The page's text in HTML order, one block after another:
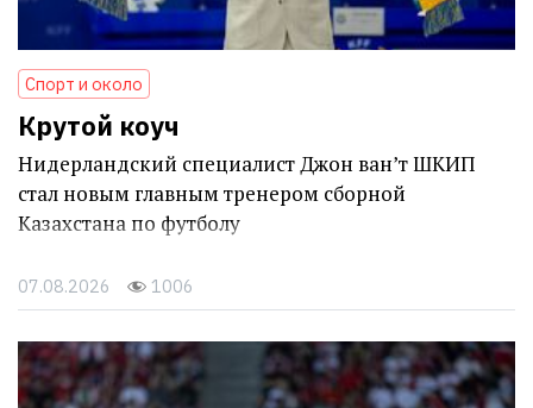
Спорт и около
Крутой коуч
Нидерландский специалист Джон ван’т ШКИП
стал новым главным тренером сборной
Казахстана по футболу
07.08.2026 1006